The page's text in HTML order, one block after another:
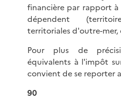
financière par rapport
dépendent
territoriales d'outre-mer,
Pour plus de
équivalents à l'impôt
convient de se reporter
90